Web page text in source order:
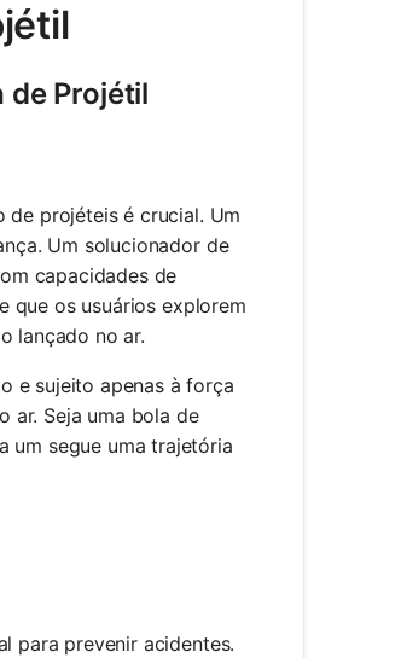
de Projétil
de projéteis é crucial. Um
Um solucionador de
capacidades de
que os usuários explorem
lançado no ar.
e sujeito apenas à força
ar. Seja uma bola de
um segue uma trajetória
para prevenir acidentes.